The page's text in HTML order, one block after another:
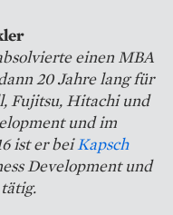
einen MBA
20 Jahre lang für
Fujitsu, Hitachi und
und im
ist er beiKapsch
Development und